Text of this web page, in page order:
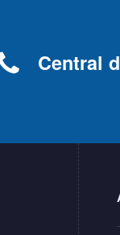
Central